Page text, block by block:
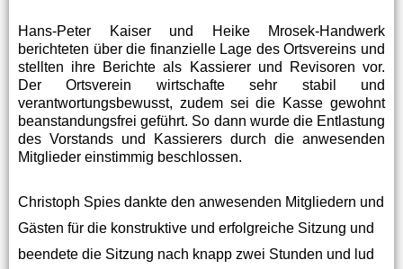
Hans-Peter Kaiser und Heike Mrosek-Handwerk
berichteten über die finanzielle Lage des Ortsvereins und
stellten ihre Berichte als Kassierer und Revisoren vor.
Der Ortsverein wirtschafte sehr stabil und
verantwortungsbewusst, zudem sei die Kasse gewohnt
beanstandungsfrei geführt. So dann wurde die Entlastung
des Vorstands und Kassierers durch die anwesenden
Mitglieder einstimmig beschlossen.
Christoph Spies dankte den anwesenden Mitgliedern und
Gästen für die konstruktive und erfolgreiche Sitzung und
beendete die Sitzung nach knapp zwei Stunden und lud